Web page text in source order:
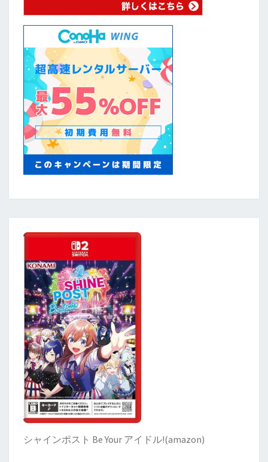
シャインポスト Be Your アイドル!(amazon)